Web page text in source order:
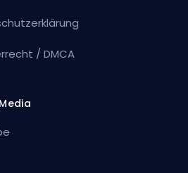
/ DMCA